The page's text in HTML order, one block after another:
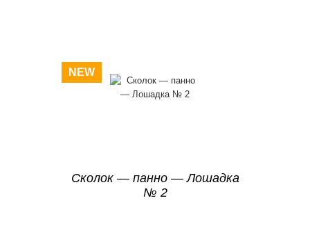
NEW
Сколок — панно — Лошадка
№ 2